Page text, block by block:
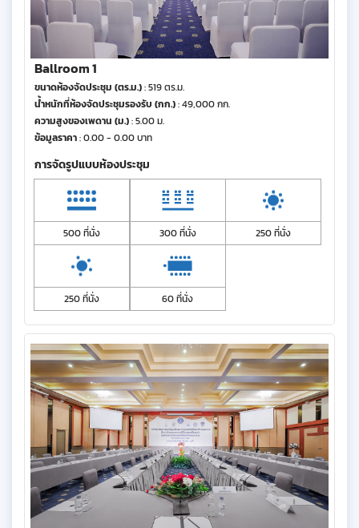
Ballroom 1
ขนาดห้องจัดประชุม (ตร.ม.): 519 ตร.ม.
น้ำหนักที่ห้องจัดประชุมรองรับ (กก.): 49,000 กก.
ความสูงของเพดาน (ม.): 5.00 ม.
ข้อมูลราคา: 0.00 - 0.00 บาท
การจัดรูปแบบห้องประชุม
500 ที่นั่ง 300 ที่นั่ง 250 ที่นั่ง
250 ที่นั่ง 60 ที่นั่ง